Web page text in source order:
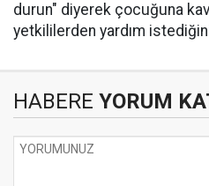
durun" diyerek çocuğuna
yetkililerden yardım
HABERE YORUM